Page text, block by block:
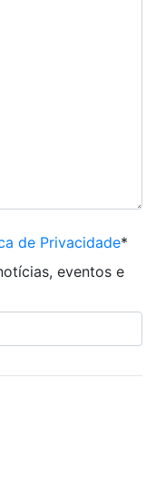
de Privacidade*
eventos e